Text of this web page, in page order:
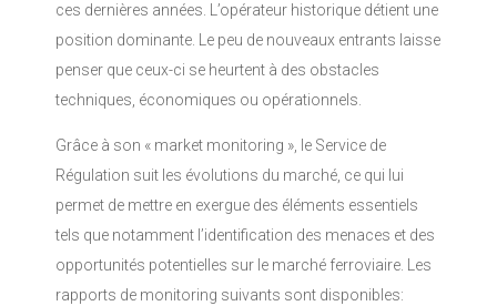
ces dernières années. L’opérateur historique détient une
position dominante. Le peu de nouveaux entrants laisse
penser que ceux-ci se heurtent à des obstacles
techniques, économiques ou opérationnels.
Grâce à son « market monitoring », le Service de
Régulation suit les évolutions du marché, ce qui lui
permet de mettre en exergue des éléments essentiels
tels que notamment l’identification des menaces et des
opportunités potentielles sur le marché ferroviaire. Les
rapports de monitoring suivants sont disponibles: